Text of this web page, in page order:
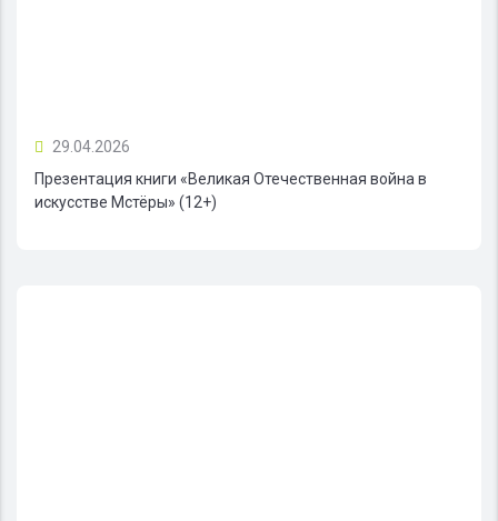
29.04.2026
Презентация книги «Великая Отечественная война в
искусстве Мстёры» (12+)